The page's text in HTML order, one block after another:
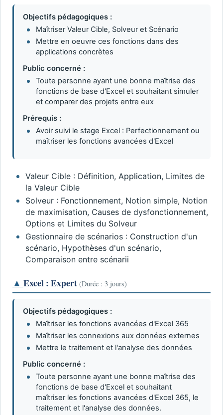
Objectifs pédagogiques :
Maîtriser Valeur Cible, Solveur et Scénario
Mettre en oeuvre ces fonctions dans des
applications concrètes
Public concerné :
Toute personne ayant une bonne maîtrise des
fonctions de base d'Excel et souhaitant simuler
et comparer des projets entre eux
Prérequis :
Avoir suivi le stage Excel : Perfectionnement ou
maîtriser les fonctions avancées d'Excel
Valeur Cible : Définition, Application, Limites de
la Valeur Cible
Solveur : Fonctionnement, Notion simple, Notion
de maximisation, Causes de dysfonctionnement,
Options et Limites du Solveur
Gestionnaire de scénarios : Construction d'un
scénario, Hypothèses d'un scénario,
Comparaison entre scénarii
▲ Excel : Expert (Durée : 3 jours)
Objectifs pédagogiques :
Maîtriser les fonctions avancées d'Excel 365
Maîtriser les connexions aux données externes
Mettre le traitement et l'analyse des données
Public concerné :
Toute personne ayant une bonne maîtrise des
fonctions de base d'Excel et souhaitant
maîtriser les fonctions avancées d'Excel 365, le
traitement et l'analyse des données.